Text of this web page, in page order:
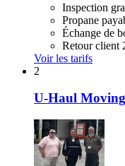
Inspection
Propane
Échange de
Retour client
Voir les tarifs
2
U-Haul